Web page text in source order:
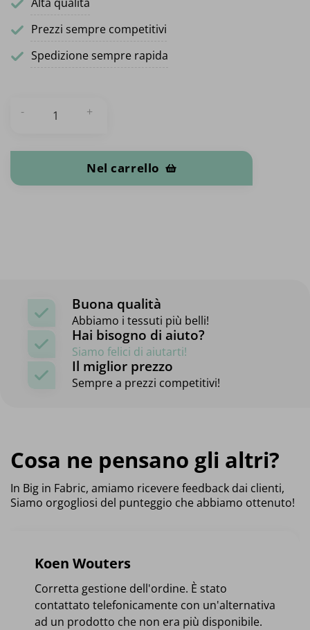
Prezzi sempre competitivi
Spedizione sempre rapida
Nel carrello
Buona qualità
Abbiamo i tessuti più belli!
Hai bisogno di aiuto?
Siamo felici di aiutarti!
Il miglior prezzo
Sempre a prezzi competitivi!
Cosa ne pensano gli altri?
In Big in Fabric, amiamo ricevere feedback dai clienti,
Siamo orgogliosi del punteggio che abbiamo ottenuto!
Koen Wouters
Corretta gestione dell'ordine. È stato
contattato telefonicamente con un'alternativa
ad un prodotto che non era più disponibile.